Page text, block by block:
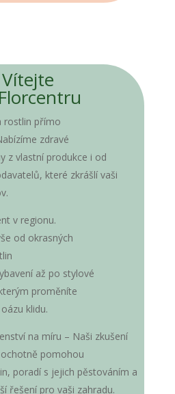
Vítejte
rostlin přímo
zdravé
z vlastní produkce i od
které zkrášlí vaši
v regionu.
od okrasných
až po stylové
proměníte
klidu.
na míru – Naši zkušení
pomohou
poradí s jejich pěstováním a
řešení pro vaši zahradu.